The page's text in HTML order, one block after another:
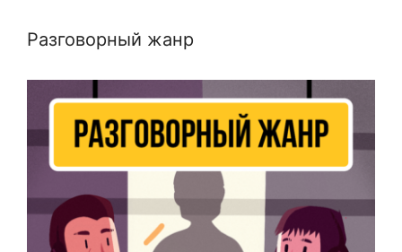
Разговорный жанр